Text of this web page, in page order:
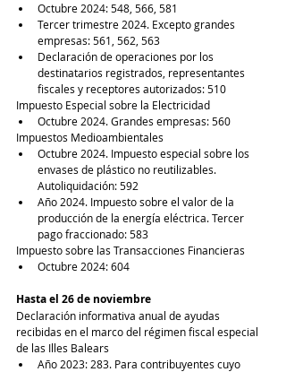
Octubre 2024: 548, 566, 581
Tercer trimestre 2024. Excepto grandes
empresas: 561, 562, 563
Declaración de operaciones por los
destinatarios registrados, representantes
fiscales y receptores autorizados: 510
Impuesto Especial sobre la Electricidad
Octubre 2024. Grandes empresas: 560
Impuestos Medioambientales
Octubre 2024. Impuesto especial sobre los
envases de plástico no reutilizables.
Autoliquidación: 592
Año 2024. Impuesto sobre el valor de la
producción de la energía eléctrica. Tercer
pago fraccionado: 583
Impuesto sobre las Transacciones Financieras
Octubre 2024: 604
Hasta el 26 de noviembre
Declaración informativa anual de ayudas
recibidas en el marco del régimen fiscal especial
de las Illes Balears
Año 2023: 283. Para contribuyentes cuyo